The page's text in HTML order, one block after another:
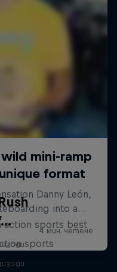
action sports best
sports